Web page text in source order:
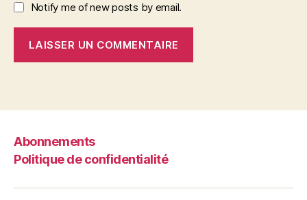
Notify me of new posts by email.
Abonnements
Politique de confidentialité